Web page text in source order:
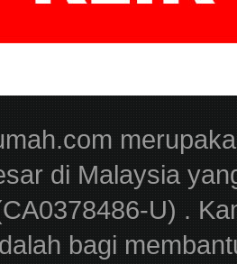
di Malaysia
U) .
bagi